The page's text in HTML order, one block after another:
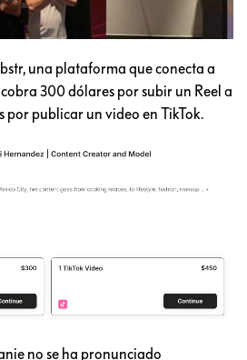
una plataforma que conecta a
300 dólares por subir un Reel a
por publicar un video en TikTok.
no se ha pronunciado